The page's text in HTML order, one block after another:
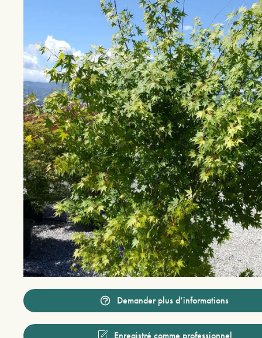
Demander plus d’informations
Enregistré comme professionnel